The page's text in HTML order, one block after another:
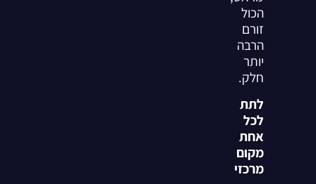
הכול
זורם
הרבה
יותר
חלק.
לתת
לכל
אחת
מקום
מרכזי